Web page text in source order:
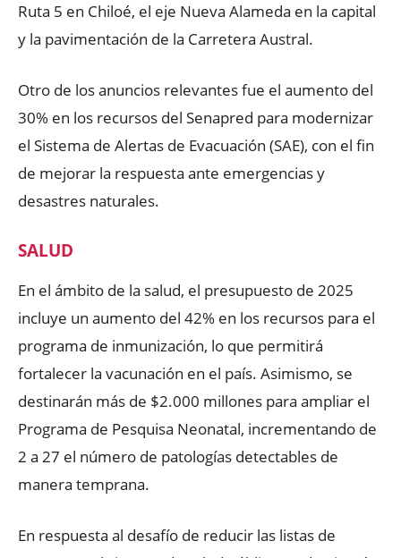
Ruta 5 en Chiloé, el eje Nueva Alameda en la capital
y la pavimentación de la Carretera Austral.
Otro de los anuncios relevantes fue el aumento del
30% en los recursos del Senapred para modernizar
el Sistema de Alertas de Evacuación (SAE), con el fin
de mejorar la respuesta ante emergencias y
desastres naturales.
SALUD
En el ámbito de la salud, el presupuesto de 2025
incluye un aumento del 42% en los recursos para el
programa de inmunización, lo que permitirá
fortalecer la vacunación en el país. Asimismo, se
destinarán más de $2.000 millones para ampliar el
Programa de Pesquisa Neonatal, incrementando de
2 a 27 el número de patologías detectables de
manera temprana.
En respuesta al desafío de reducir las listas de